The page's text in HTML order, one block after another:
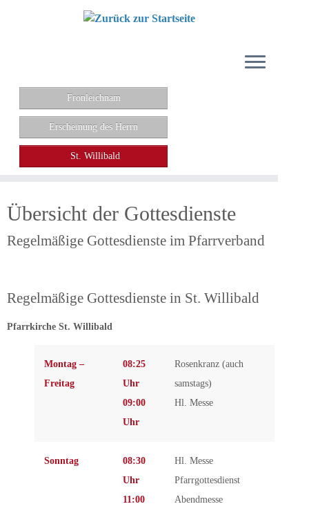
Fronleichnam
Erscheinung des Herrn
St. Willibald
Übersicht der Gottesdienste
Regelmäßige Gottesdienste im Pfarrverband
Regelmäßige Gottesdienste in St. Willibald
Pfarrkirche St. Willibald
Montag –
Freitag
08:25
Uhr
09:00
Uhr
Rosenkranz (auch
samstags)
Hl. Messe
Sonntag
08:30
Uhr
11:00
Hl. Messe
Pfarrgottesdienst
Abendmesse